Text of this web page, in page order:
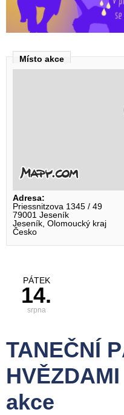
Místo akce
Adresa:
Priessnitzova 1345 / 49
79001 Jeseník
Jeseník, Olomoucký kraj
Česko
PÁTEK
14.
srpna
TANEČNÍ
akce